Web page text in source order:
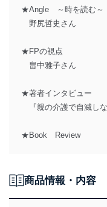
★Angle ～時を読む～
野尻哲史さん
★FPの視点
畠中雅子さん
★著者インタビュー
『親の介護で自滅し
★Book Review
商品情報・内容